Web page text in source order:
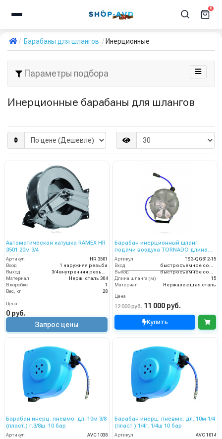
0
Барабаны для шлангов Инерционные
Параметры подбора
Инерционные барабаны для шлангов
Автоматическая катушка RAMEX HR
3501 20м 3/4
Артикул
HR 3501
Вход
1 наружняя резьба
Выход
Материал
Нерж. сталь 304
В коробке
1
Вес, кг
28
Цена
0 руб.
Запрос цены
Барабан инерционный шланг
подачи воздуха TORNADO длина
шланга для намотки – 15м
Артикул
TS3-QG812-15
Вход
Выход
Длина шланга (м)
15
Материал
Нержавеющая сталь
Цена
12 000 руб. 11 000 руб.
Купить
Барабан инерц. пневмо. дл. 10м 3/8
(пласт.) г.3/8ш. 10 бар
Артикул
AVC 1038
Барабан инерц. пневмо. дл. 10м 1/4
(пласт.) 1/4г. 1/4ш 10 бар
Артикул
AVC 1014